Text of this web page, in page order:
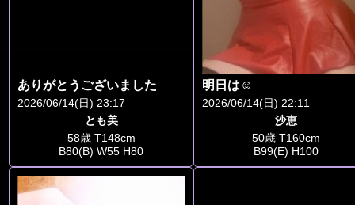
ありがとうございました
2026/06/14(日) 23:17
とも美
58歳 T148cm
B80(B) W55 H80
明日は☺️
2026/06/14(日) 22:11
沙恵
50歳 T160cm
B99(E) H100